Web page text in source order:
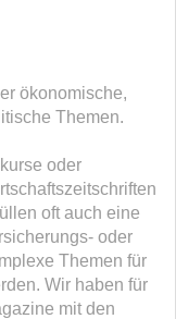
ökonomische,
Themen.
oder
oft auch eine
oder
Themen für
Wir haben für
mit den